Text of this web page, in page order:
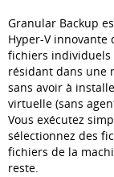
Granular Backup
Hyper-V innovante
fichiers individuels
résidant dans une
sans avoir à
virtuelle (sans
Vous exécutez
sélectionnez des
fichiers de la
reste.